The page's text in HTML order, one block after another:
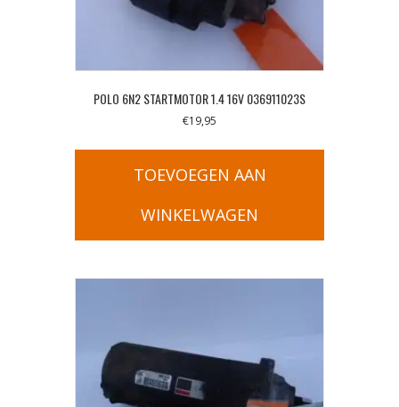
POLO 6N2 STARTMOTOR 1.4 16V 036911023S
€19,95
TOEVOEGEN AAN
WINKELWAGEN